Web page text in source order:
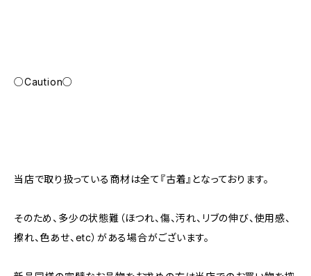
○Caution○
当店で取り扱っている商材は全て『古着』となっております。
そのため、多少の状態難（ほつれ、傷、汚れ、リブの伸び、使用感、
擦れ、色あせ、etc）がある場合がございます。